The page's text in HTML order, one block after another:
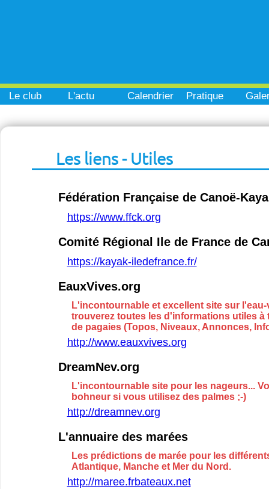
Le club L'actu Calendrier Pratique
Les liens - Utiles
Fédération Française de Canoë-
https://www.ffck.org
Comité Régional Ile de France de
https://kayak-iledefrance.fr/
EauxVives.org
L'incontournable et excellent site sur
trouverez toutes les d'informations utiles à
de pagaies (Topos, Niveaux, Annonces,
http://www.eauxvives.org
DreamNev.org
L'incontournable site pour les nageurs...
bohneur si vous utilisez des palmes ;-)
http://dreamnev.org
L'annuaire des marées
Les prédictions de marée pour les
Atlantique, Manche et Mer du Nord.
http://maree.frbateaux.net